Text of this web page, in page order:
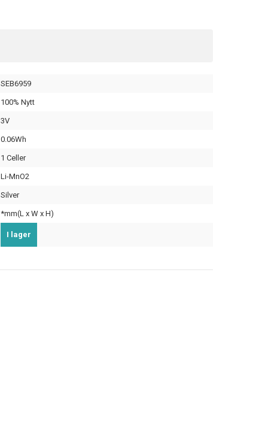
SEB6959
100% Nytt
3V
0.06Wh
1 Celler
Li-MnO2
Silver
*mm(L x W x H)
I lager